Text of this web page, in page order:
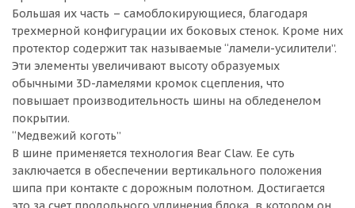
Большая их часть – самоблокирующиеся, благодаря
трехмерной конфигурации их боковых стенок. Кроме них
протектор содержит так называемые “ламели-усилители”.
Эти элементы увеличивают высоту образуемых
обычными 3D-ламелями кромок сцепления, что
повышает производительность шины на обледенелом
покрытии.
“Медвежий коготь”
В шине применяется технология Bear Claw. Ее суть
заключается в обеспечении вертикального положения
шипа при контакте с дорожным полотном. Достигается